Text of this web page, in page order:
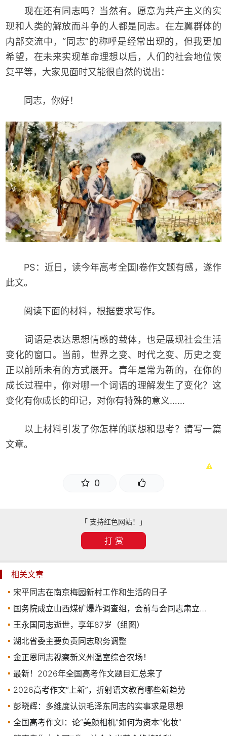
现在还有同志吗？当然有。愿意为共产主义的实
现和人类的解放而斗争的人都是同志。在左翼群体的
内部交流中，“同志”的称呼是经常出现的，但我更加
希望，在未来实现革命理想以后，人们的社会地位恢
复平等，大家见面时又能很自然的说出：
同志，你好！
PS：近日，读今年高考全国I卷作文题有感，遂作
此文。
阅读下面的材料，根据要求写作。
词语是表达思想情感的载体，也是展现社会生活
变化的窗口。当前，世界之变、时代之变、历史之变
正以前所未有的方式展开。青年是常为新的，在你的
成长过程中，你对哪一个词语的理解发生了变化？这
变化有你成长的印记，对你有特殊的意义……
以上材料引发了你怎样的联想和思考？请写一篇
文章。
0
「 支持红色网站！」
打 赏
相关文章
宋平同志在南京梅园新村工作和生活的日子
国务院成立山西煤矿爆炸调查组，会前与会同志肃立默哀
王永国同志逝世，享年87岁（组图）
湖北省委主要负责同志职务调整
金正恩同志视察新义州温室综合农场！
最新！2026年全国高考作文题目汇总来了
2026高考作文“上新”，折射语文教育哪些新趋势
彭晓辉：多维度认识毛泽东同志的实事求是思想
全国高考作文I：论“美颜相机”如何为资本“化妆”